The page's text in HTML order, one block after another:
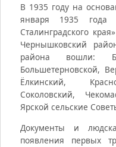
В 1935 году на
января 1935
Сталинградского
Чернышковский
района вошли:
Большетерновской,
Ёлкинский,
Соколовский,
Ярской сельские
Документы и
появления первых